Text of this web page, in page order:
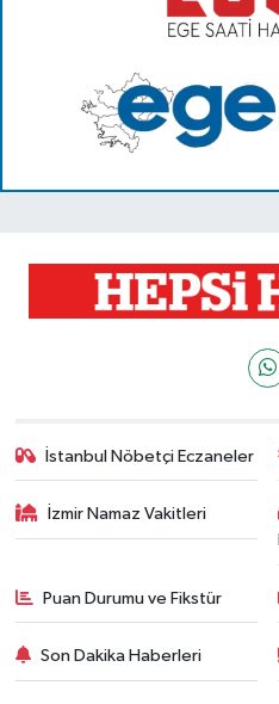
İstanbul Nöbetçi Eczaneler
İzmir Namaz Vakitleri
Puan Durumu ve Fikstür
Son Dakika Haberleri